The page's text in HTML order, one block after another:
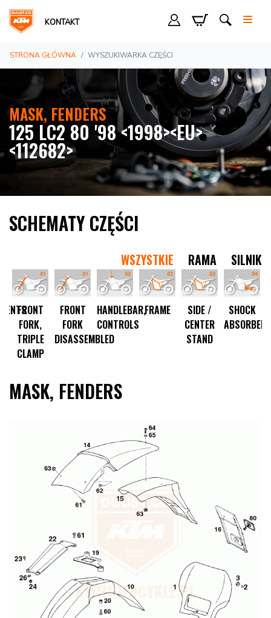
KONTAKT
STRONA GŁÓWNA WYSZUKIWARKA CZĘŚCI
MASK, FENDERS
125 LC2 80 '98 <1998><EU>
<112682>
SCHEMATY CZĘŚCI
WSZYSTKIE RAMA SILNIK
FRONT
FORK,
TRIPLE
CLAMP
FRONT
FORK
DISASSEMBLED
HANDLEBAR,
CONTROLS
FRAME
SIDE /
CENTER
STAND
SHOCK
ABSORBER
MASK, FENDERS